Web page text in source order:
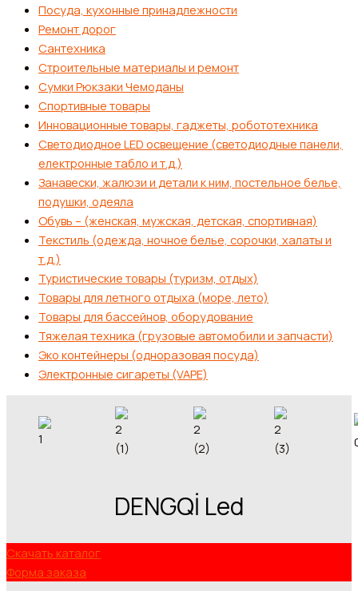
Посуда, кухонные принадлежности
Ремонт дорог
Сантехника
Строительные материалы и ремонт
Сумки Рюкзаки Чемоданы
Спортивные товары
Инновационные товары, гаджеты, робототехника
Светодиодное LED освещение (светодиодные панели,
електронные табло и т.д.)
Занавески, жалюзи и детали к ним, постельное белье,
подушки, одеяла
Обувь – (женская, мужская, детская, спортивная)
Текстиль (одежда, ночное белье, сорочки, халаты и
т.д.)
Туристические товары (туризм, отдых)
Товары для летного отдыха (море, лето)
Товары для бассейнов, оборудование
Тяжелая техника (грузовые автомобили и запчасти)
Эко контейнеры (одноразовая посуда)
Электронные сигареты (VAPE)
DENGQİ Led
Скачать каталог
Форма заказа